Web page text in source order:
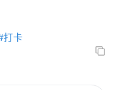
打卡